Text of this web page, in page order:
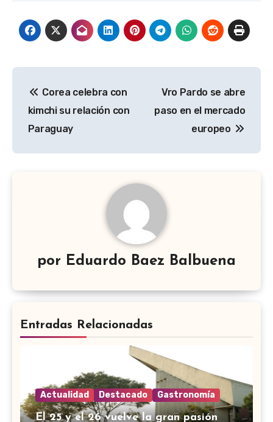
de
entradas
Corea celebra con
kimchi su relación con
Paraguay
Vro Pardo se abre
paso en el mercado
europeo
por Eduardo Baez Balbuena
Entradas Relacionadas
Actualidad Destacado Gastronomía
El 25 y el 26 vuelve la gran pasión